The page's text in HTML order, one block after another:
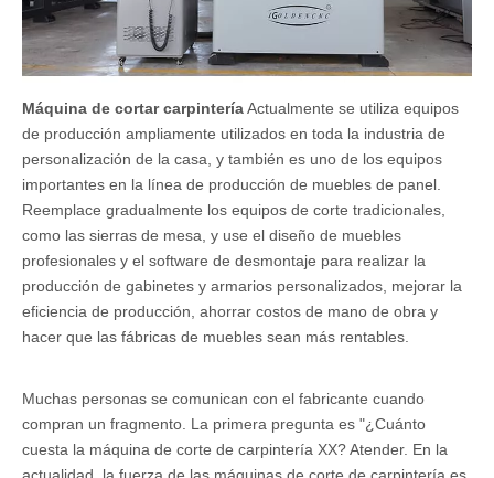
Máquina de cortar carpinteríaActualmente se utiliza equipos
de producción ampliamente utilizados en toda la industria de
personalización de la casa, y también es uno de los equipos
importantes en la línea de producción de muebles de panel.
Reemplace gradualmente los equipos de corte tradicionales,
como las sierras de mesa, y use el diseño de muebles
profesionales y el software de desmontaje para realizar la
producción de gabinetes y armarios personalizados, mejorar la
eficiencia de producción, ahorrar costos de mano de obra y
hacer que las fábricas de muebles sean más rentables.
Muchas personas se comunican con el fabricante cuando
compran un fragmento. La primera pregunta es "¿Cuánto
cuesta la máquina de corte de carpintería XX? Atender. En la